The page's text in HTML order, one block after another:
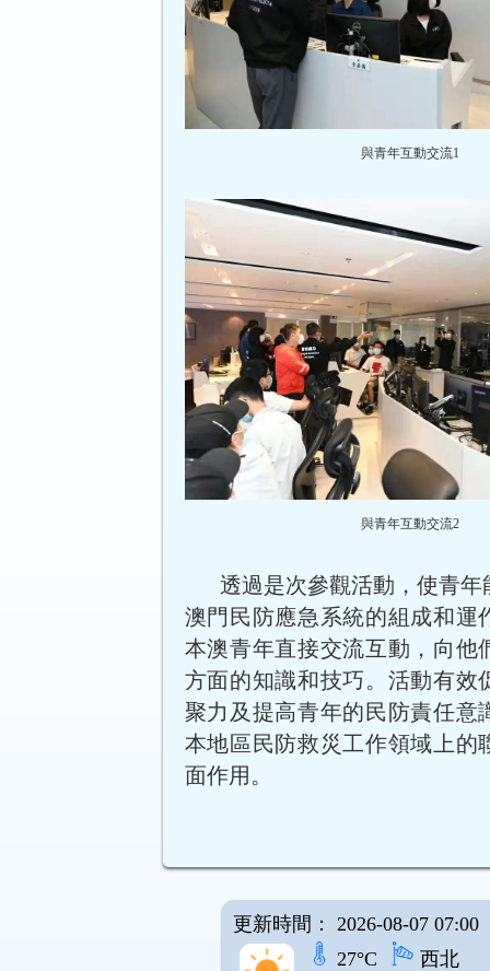
與青年互動交流1
與青年互動交流2
透過是次參觀活動，使青
澳門民防應急系統的組成和運
本澳青年直接交流互動，向他
方面的知識和技巧。活動有效
聚力及提高青年的民防責任意
本地區民防救災工作領域上的
面作用。
更新時間： 2026-08-07 07:00
27°C
西北